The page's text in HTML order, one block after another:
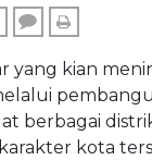
PINTERESTCOMMENTS
yang kian
berbagai
kota